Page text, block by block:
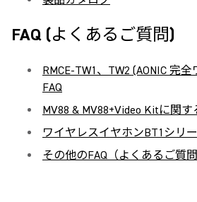
FAQ (よくあるご質問)
RMCE-TW1、TW2 (AONIC 完
FAQ
MV88 & MV88+Video Kitに関す
ワイヤレスイヤホンBT1シリ
その他のFAQ（よくあるご質問